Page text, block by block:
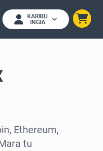
KARIBU
INGIA
Ethereum,
tu